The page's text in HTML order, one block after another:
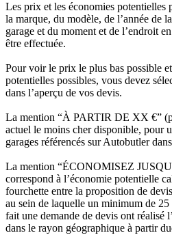
Les prix et les économies potentielles
la marque, du modèle, de l’année de
garage et du moment et de l’endroit
être effectuée.
Pour voir le prix le plus bas possible
potentielles possibles, vous devez
dans l’aperçu de vos devis.
La mention “À PARTIR DE XX €”
actuel le moins cher disponible, pour
garages référencés sur Autobutler
La mention “ÉCONOMISEZ
correspond à l’économie potentielle
fourchette entre la proposition de
au sein de laquelle un minimum de
fait une demande de devis ont réalisé
dans le rayon géographique à partir